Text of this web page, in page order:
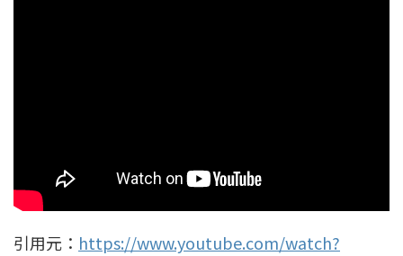
引用元： https://www.youtube.com/watch?